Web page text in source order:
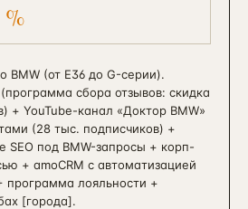
%
BMW (от E36 до G-серии).
сбора отзывов: скидка
+ YouTube-канал «Доктор BMW»
(28 тыс. подписчиков) +
SEO под BMW-запросы + корп-
+ amoCRM с автоматизацией
лояльности +
[города].